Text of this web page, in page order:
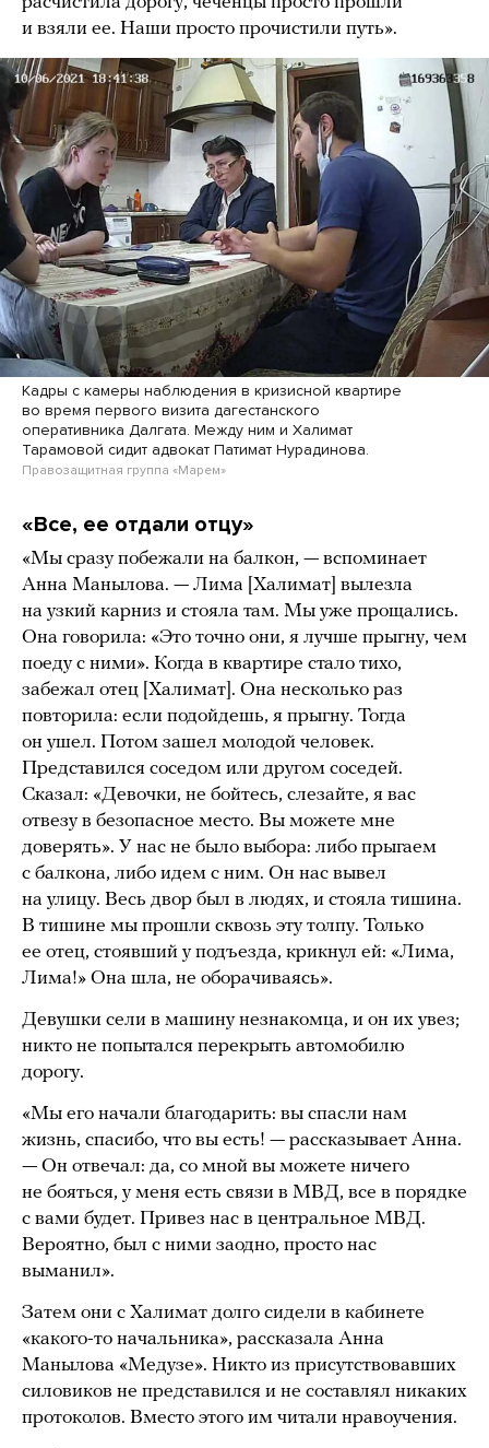
и взяли ее. Наши просто прочистили путь».
Кадры с камеры наблюдения в кризисной квартире
во время первого визита дагестанского
оперативника Далгата. Между ним и Халимат
Тарамовой сидит адвокат Патимат Нурадинова.
Правозащитная группа «Марем»
«Все, ее отдали отцу»
«Мы сразу побежали на балкон, — вспоминает
Анна Манылова. — Лима [Халимат] вылезла
на узкий карниз и стояла там. Мы уже прощались.
Она говорила: «Это точно они, я лучше прыгну, чем
поеду с ними». Когда в квартире стало тихо,
забежал отец [Халимат]. Она несколько раз
повторила: если подойдешь, я прыгну. Тогда
он ушел. Потом зашел молодой человек.
Представился соседом или другом соседей.
Сказал: «Девочки, не бойтесь, слезайте, я вас
отвезу в безопасное место. Вы можете мне
доверять». У нас не было выбора: либо прыгаем
с балкона, либо идем с ним. Он нас вывел
на улицу. Весь двор был в людях, и стояла тишина.
В тишине мы прошли сквозь эту толпу. Только
ее отец, стоявший у подъезда, крикнул ей: «Лима,
Лима!» Она шла, не оборачиваясь».
Девушки сели в машину незнакомца, и он их увез;
никто не попытался перекрыть автомобилю
дорогу.
«Мы его начали благодарить: вы спасли нам
жизнь, спасибо, что вы есть! — рассказывает Анна.
— Он отвечал: да, со мной вы можете ничего
не бояться, у меня есть связи в МВД, все в порядке
с вами будет. Привез нас в центральное МВД.
Вероятно, был с ними заодно, просто нас
выманил».
Затем они с Халимат долго сидели в кабинете
«какого-то начальника», рассказала Анна
Манылова «Медузе». Никто из присутствовавших
силовиков не представился и не составлял никаких
протоколов. Вместо этого им читали нравоучения.